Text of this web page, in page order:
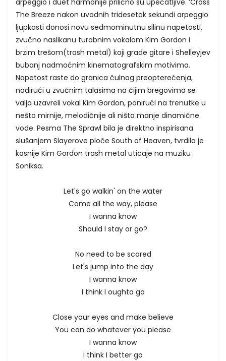
arpeggio i duet harmonije prilično su upečatljive. ’Cross
The Breeze nakon uvodnih tridesetak sekundi arpeggio
ljupkosti donosi novu sedmominutnu silinu napetosti,
zvučno naslikanu turobnim vokalom Kim Gordon i
brzim trešom(trash metal) koji grade gitare i Shelleyjev
bubanj nadmoćnim kinematografskim motivima.
Napetost raste do granica čulnog preopterećenja,
nadirući u zvučnim talasima na čijim bregovima se
valja uzavreli vokal Kim Gordon, ponirući na trenutke u
nešto mirnije, melodičnije ali ništa manje dinamične
vode. Pesma The Sprawl bila je direktno inspirisana
slušanjem Slayerove ploče South of Heaven, tvrdila je
kasnije Kim Gordon trash metal uticaje na muziku
Soniksa.
Let's go walkin' on the water
Come all the way, please
I wanna know
Should I stay or go?
No need to be scared
Let's jump into the day
I wanna know
I think I oughta go
Close your eyes and make believe
You can do whatever you please
I wanna know
I think I better go